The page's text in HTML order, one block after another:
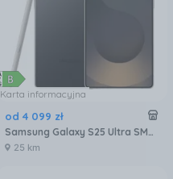
Karta informacyjna
od 4 099 zł
Samsung Galaxy S25 Ultra SM-S938 12/256GB Tytanowy Czarny
25 km